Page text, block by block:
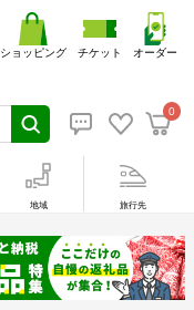
0
ショッピング チケット オーダー
地域 旅行先